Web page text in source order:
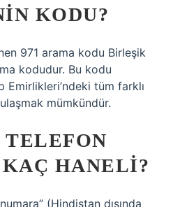
KODU?
971 arama kodu Birleşik
kodudur. Bu kodu
Emirlikleri’ndeki tüm farklı
mümkündür.
HANELI?
(Hindistan dışında